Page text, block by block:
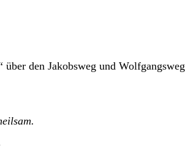
den Jakobsweg und Wolfgangsweg